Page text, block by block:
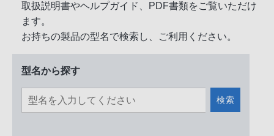
取扱説明書やヘルプガイド、PDF書類をご覧いただけ
ます。
お持ちの製品の型名で検索し、ご利用ください。
型名から探す
検索